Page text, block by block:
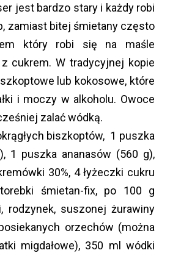
jest bardzo stary i każdy robi
zamiast bitej śmietany często
który robi się na maśle
cukrem. W tradycyjnej kopie
lub kokosowe, które
i moczy w alkoholu. Owoce
zalać wódką.
biszkoptów, 1 puszka
1 puszka ananasów (560 g),
30%, 4 łyżeczki cukru
śmietan-fix, po 100 g
rodzynek, suszonej żurawiny
orzechów (można
migdałowe), 350 ml wódki